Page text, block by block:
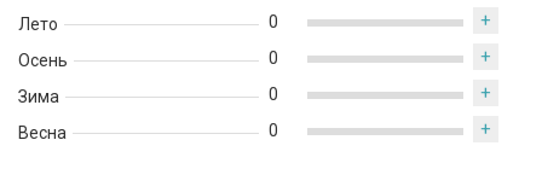
Лето
Осень
Зима
Весна
0 +
0 +
0 +
0 +